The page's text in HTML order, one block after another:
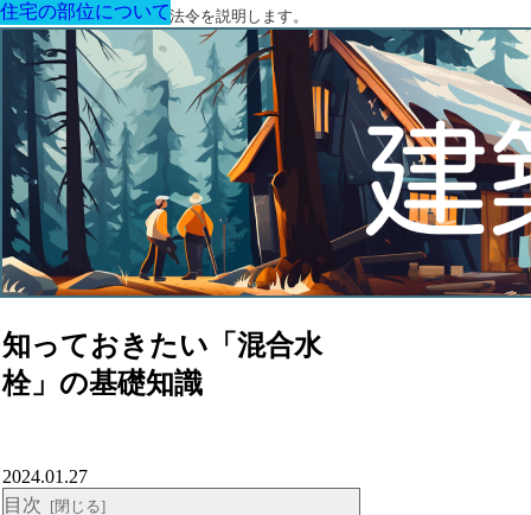
建築に関する用語と関連法令を説明します。
知っておきたい「混合水
栓」の基礎知識
住宅の部位について
2024.01.27
目次
住宅の部位について
住宅の部位について
住宅の部位について
住宅の部位について
住宅の部位について
住宅の部位について